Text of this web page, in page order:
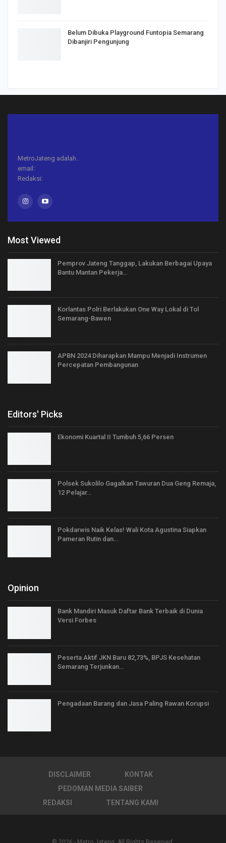
Belum Dibuka Playground Funtopia Semarang
Dibanjiri Pengunjung
MetroJateng adalah..
email:
Redaksi:
Most Viewed
Pemprov Jateng Tanggap, Lakukan Berbagai Upaya
Bantu Mantan Pekerja…
Korlantas Polri Berlakukan One Way Lokal di Tol
Semarang-Bawen
APBN 2024 Diharapkan Mampu Menjadi Instrumen
Percepatan Pembangunan
Editors' Picks
Ekonomi Kuartal II Tumbuh 5,66 Persen
Polsek Sukolilo Gagalkan Tawuran Dua Geng Remaja,
12 Pelajar…
Pokdarwis Naik Kelas! Wali Kota Agustina Siapkan
Pameran Rutin dan…
Opinion
Bank Mandiri Masuk Daftar Bank Terbaik di Dunia
Versi Forbes
Peserta Aktif JKN Baru 82,73%, BPJS Kesehatan
Semarang Terjunkan…
Pengadaan Barang dan Jasa Paling Rawan Korupsi
DISCLAIMER
KONTAK
PEDOMAN MEDIA SAIBER
REDAKSI
TENTANG KAMI